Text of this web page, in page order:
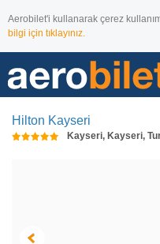
Aerobilet'i kullanarak çerez
bilgi için tıklayınız.
Hilton Kayseri
Kayseri, Kayseri,